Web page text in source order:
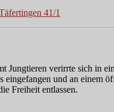
41/1
Jungtieren verirrte sich in
eingefangen und an einem
Freiheit entlassen.